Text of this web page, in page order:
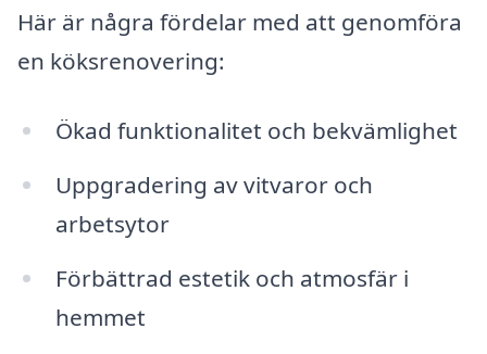
Här är några fördelar med att genomföra
en köksrenovering:
Ökad funktionalitet och bekvämlighet
Uppgradering av vitvaror och
arbetsytor
Förbättrad estetik och atmosfär i
hemmet